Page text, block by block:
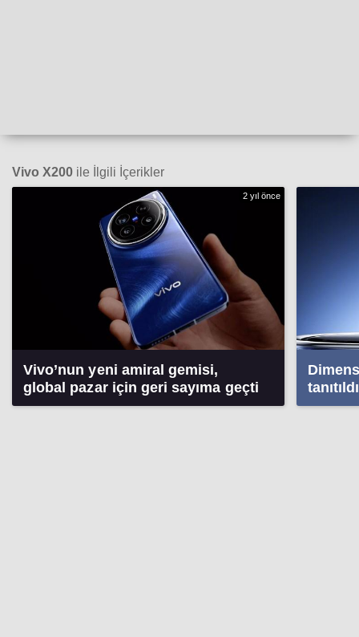
Vivo X200 ile İlgili İçerikler
2 yıl önce
Vivo’nun yeni amiral gemisi,
global pazar için geri sayıma geçti